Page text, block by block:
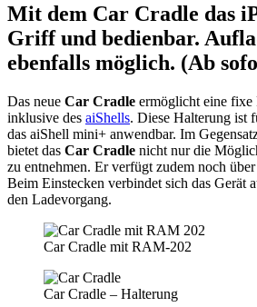
Mit dem Car Cradle das
Griff und bedienbar.
ebenfalls möglich. (Ab
Das neue Car Cradle ermöglicht eine fixe
inklusive des aiShells. Diese Halterung ist
das aiShell mini+ anwendbar. Im
bietet das Car Cradle nicht nur die
zu entnehmen. Er verfügt zudem noch
Beim Einstecken verbindet sich das Gerät
den Ladevorgang.
Car Cradle mit RAM-202
Car Cradle – Halterung